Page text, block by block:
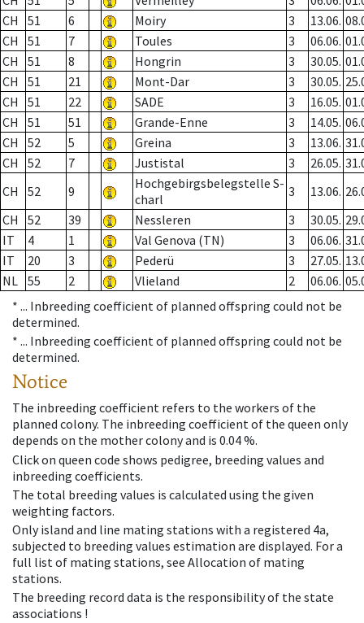
CH
51 6 Moiry 3 13.06.
CH
51 7 Toules 3 06.06.
CH
51 8 Hongrin 3 30.05.
CH
51 21 Mont-Dar 3 30.05.
CH
51 22 SADE 3 16.05.
CH
51 51 Grande-Enne 3 14.05.
CH
52 5 Greina 3 13.06.
CH
52 7 Justistal 3 26.05.
CH
52 9
Hochgebirgsbelegstelle S-
charl
3 13.06.
CH
52 39 Nessleren 3 30.05.
IT
4 1 Val Genova (TN) 3 06.06.
IT
20 3 Pederü 3 27.05.
NL 55 2 Vlieland 2 06.06.
* ... Inbreeding coefficient of planned offspring could not be
determined.
* ... Inbreeding coefficient of planned offspring could not be
determined.
Notice
The inbreeding coefficient refers to the workers of the
planned colony. The inbreeding coefficient of the queen only
depends on the mother colony and is 0.04 %.
Click on queen code shows pedigree, breeding values and
inbreeding coefficients.
The total breeding values is calculated using the given
weighting factors.
Only island and line mating stations with a registered 4a,
subjected to breeding values estimation are displayed. For a
full list of mating stations, see Allocation of mating
stations.
The breeding record data is the responsibility of the state
associations !